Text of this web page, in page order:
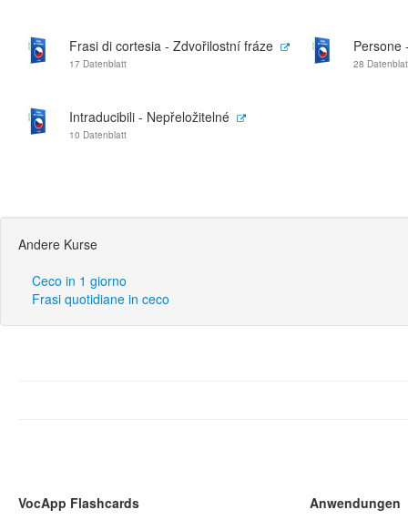
Frasi di cortesia - Zdvořilostní fráze
17 Datenblatt
Persone
28
Intraducibili - Nepřeložitelné
10 Datenblatt
Andere Kurse
Ceco in 1 giorno
Frasi quotidiane in ceco
VocApp Flashcards
Anwendungen